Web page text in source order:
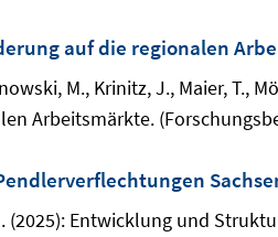
auf die regionalen
M., Krinitz, J., Maier, T.,
Arbeitsmärkte.
(2025): Entwicklung und